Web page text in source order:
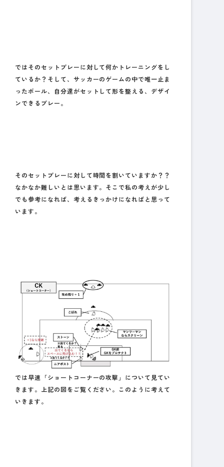
ではそのセットプレーに対して何かトレーニングをし
ているか？そして、サッカーのゲームの中で唯一止ま
ったボール、自分達がセットして形を整える、デザイ
ンできるプレー。
そのセットプレーに対して時間を割いていますか？？
なかなか難しいとは思います。そこで私の考えが少し
でも参考になれば、考えるきっかけになればと思って
います。
では早速「ショートコーナーの攻撃」について見てい
きます。上記の図をご覧ください。このように考えて
いきます。